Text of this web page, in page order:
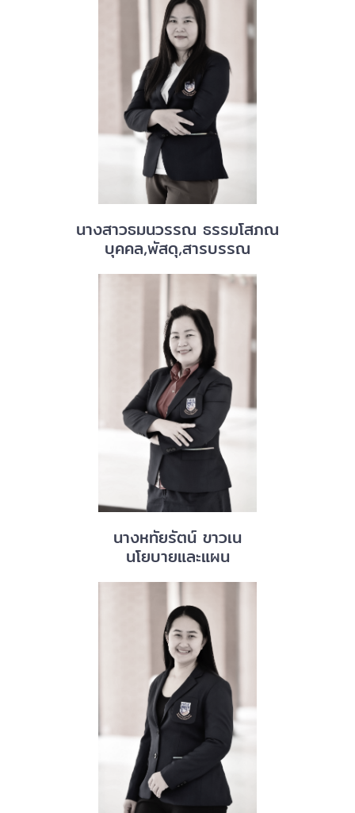
นางสาวธมนวรรณ ธรรมโสภณ
บุคคล,พัสดุ,สารบรรณ
นางหทัยรัตน์ ขาวเน
นโยบายและแผน